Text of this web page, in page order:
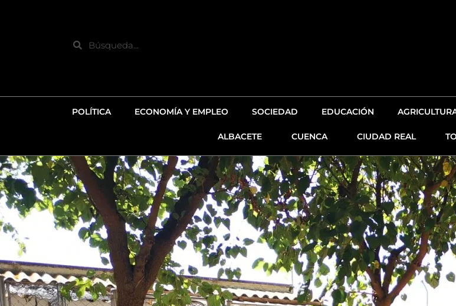
Search
POLÍTICA ECONOMÍA Y EMPLEO SOCIEDAD EDUCACIÓN
ALBACETE CUENCA CIUDAD REAL